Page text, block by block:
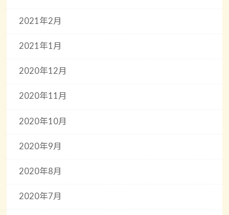
2021年2月
2021年1月
2020年12月
2020年11月
2020年10月
2020年9月
2020年8月
2020年7月